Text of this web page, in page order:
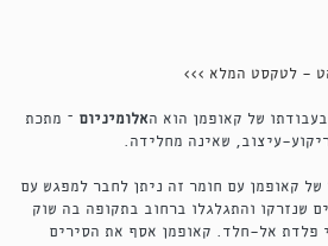
- לטקסט המלא >>>
של קאופמן הוא האלומיניום – מתכת
עיצוב, שאינה מחלידה.
של קאופמן עם חומר זה ניתן לחבר למפגש עם
שנזרקו והתגלגלו ברחוב בתקופה בה שוק
פלדת אל-חלד. קאופמן אסף את הסירים